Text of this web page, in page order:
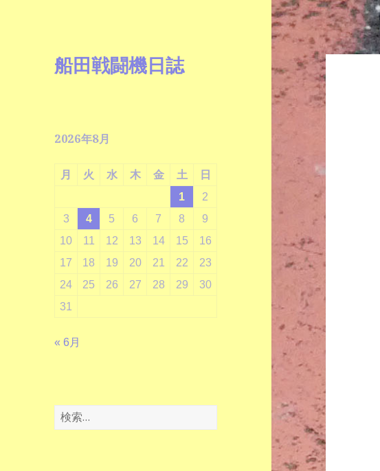
船田戦闘機日誌
2026年8月
月 火 水 木 金 土
日
1
2
3
4 5 6 7 8
9
10
11 12 13 14 15
16
17
18 19 20 21 22
23
24
25 26 27 28 29
30
31
« 6月
検
索: